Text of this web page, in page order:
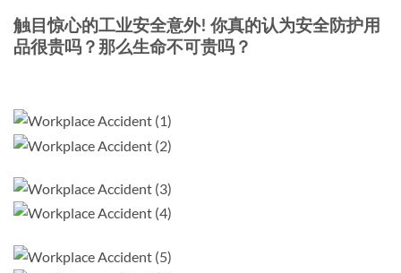
触目惊心的工业安全意外! 你真的认为安全防护用
品很贵吗？那么生命不可贵吗？